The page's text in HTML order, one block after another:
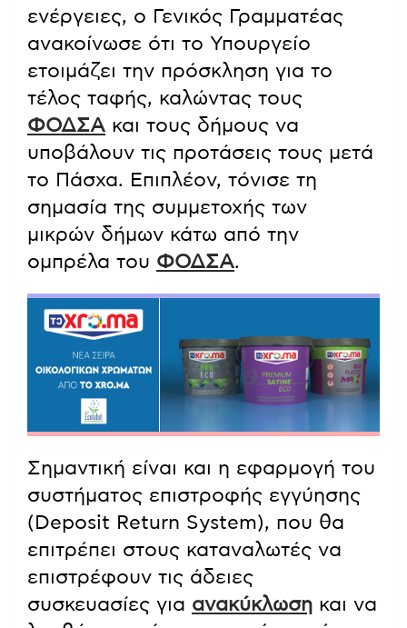
ενέργειες, ο Γενικός Γραμματέας
ανακοίνωσε ότι το Υπουργείο
ετοιμάζει την πρόσκληση για το
τέλος ταφής, καλώντας τους
ΦΟΔΣΑ και τους δήμους να
υποβάλουν τις προτάσεις τους μετά
το Πάσχα. Επιπλέον, τόνισε τη
σημασία της συμμετοχής των
μικρών δήμων κάτω από την
ομπρέλα του ΦΟΔΣΑ.
Σημαντική είναι και η εφαρμογή του
συστήματος επιστροφής εγγύησης
(Deposit Return System), που θα
επιτρέπει στους καταναλωτές να
επιστρέφουν τις άδειες
συσκευασίες για ανακύκλωση και να